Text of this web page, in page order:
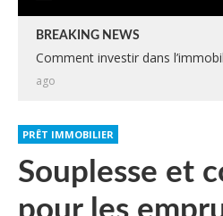
BREAKING NEWS
Comment investir dans
ago
PRÊT IMMOBILIER
Souplesse et